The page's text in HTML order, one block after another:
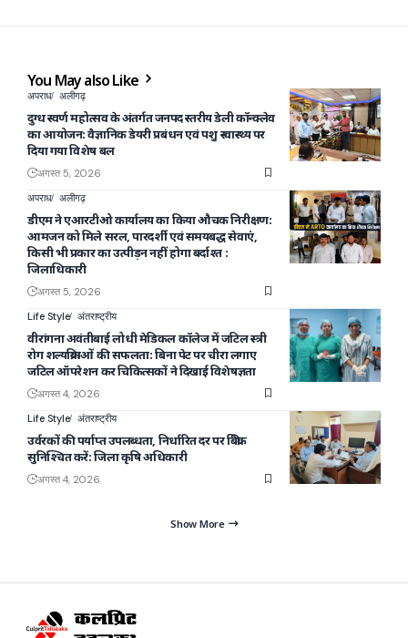
You May also Like
अपराध अलीगढ़
दुग्ध स्वर्ण महोत्सव के अंतर्गत जनपद स्तरीय डेली कॉन्क्लेव
का आयोजन: वैज्ञानिक डेयरी प्रबंधन एवं पशु स्वास्थ्य पर
दिया गया विशेष बल
अगस्त 5, 2026
अपराध अलीगढ़
डीएम ने एआरटीओ कार्यालय का किया औचक निरीक्षण:
आमजन को मिले सरल, पारदर्शी एवं समयबद्ध सेवाएं,
किसी भी प्रकार का उत्पीड़न नहीं होगा बर्दाश्त :
जिलाधिकारी
अगस्त 5, 2026
Life Style अंतराष्ट्रीय
वीरांगना अवंतीबाई लोधी मेडिकल कॉलेज में जटिल स्त्री
रोग शल्यक्रियाओं की सफलता: बिना पेट पर चीरा लगाए
जटिल ऑपरेशन कर चिकित्सकों ने दिखाई विशेषज्ञता
अगस्त 4, 2026
Life Style अंतराष्ट्रीय
उर्वरकों की पर्याप्त उपलब्धता, निर्धारित दर पर बिक्री
सुनिश्चित करें: जिला कृषि अधिकारी
अगस्त 4, 2026
Show More